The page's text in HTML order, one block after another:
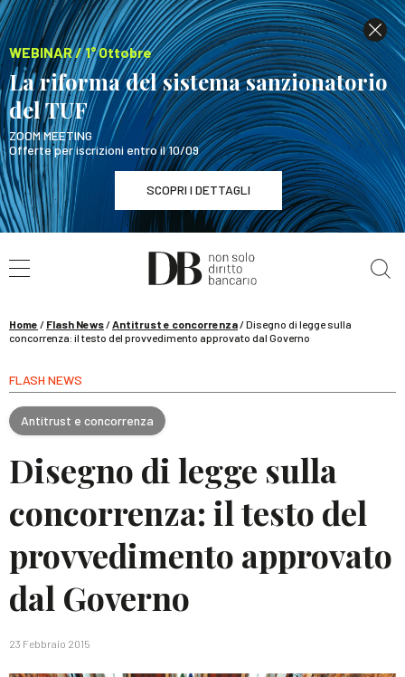
WEBINAR / 1° Ottobre
La riforma del sistema sanzionatorio
del TUF
ZOOM MEETING
Offerte per iscrizioni entro il 10/09
SCOPRI I DETTAGLI
WEBINAR / 1° Ottobre
La riforma del sistema sanzionatorio del TUF
Home / Flash News/Antitrust e concorrenza/Disegno di legge sulla
concorrenza: il testo del provvedimento approvato dal Governo
FLASH NEWS
Antitrust e concorrenza
Disegno di legge sulla
concorrenza: il testo del
provvedimento approvato
dal Governo
23 Febbraio 2015